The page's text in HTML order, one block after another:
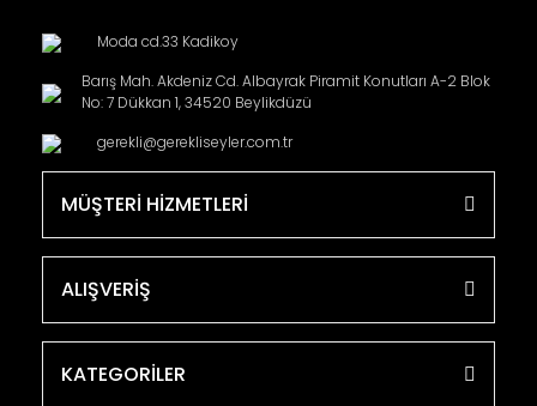
Moda cd.33 Kadikoy
Barış Mah. Akdeniz Cd. Albayrak Piramit Konutları A-2 Blok
No: 7 Dükkan 1, 34520 Beylikdüzü
gerekli@gerekliseyler.com.tr
MÜŞTERİ HİZMETLERİ
ALIŞVERİŞ
KATEGORİLER